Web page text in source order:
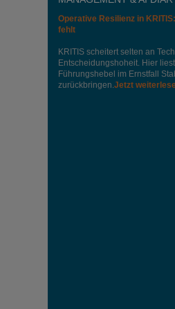
Operative Resilienz in
fehlt
KRITIS scheitert selten an
Entscheidungshoheit. Hier
Führungshebel im Ernstfall
zurückbringen.Jetzt